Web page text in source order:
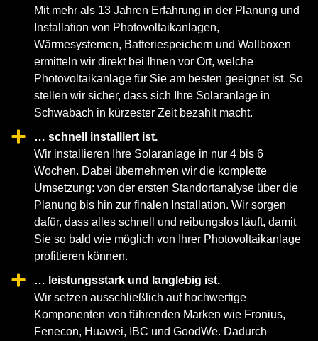
Mit mehr als 13 Jahren Erfahrung in der Planung und
Installation von Photovoltaikanlagen,
Wärmesystemen, Batteriespeichern und Wallboxen
ermitteln wir direkt bei Ihnen vor Ort, welche
Photovoltaikanlage für Sie am besten geeignet ist. So
stellen wir sicher, dass sich Ihre Solaranlage in
Schwabach in kürzester Zeit bezahlt macht.
… schnell installiert ist.
Wir installieren Ihre Solaranlage in nur 4 bis 6
Wochen. Dabei übernehmen wir die komplette
Umsetzung: von der ersten Standortanalyse über die
Planung bis hin zur finalen Installation. Wir sorgen
dafür, dass alles schnell und reibungslos läuft, damit
Sie so bald wie möglich von Ihrer Photovoltaikanlage
profitieren können.
… leistungsstark und langlebig ist.
Wir setzen ausschließlich auf hochwertige
Komponenten von führenden Marken wie Fronius,
Fenecon, Huawei, IBC und GoodWe. Dadurch